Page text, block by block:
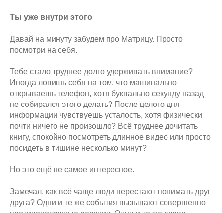
Ты уже внутри этого
Давай на минуту забудем про Матрицу. Просто
посмотри на себя.
Тебе стало труднее долго удерживать внимание?
Иногда ловишь себя на том, что машинально
открываешь телефон, хотя буквально секунду назад
не собирался этого делать? После целого дня
информации чувствуешь усталость, хотя физически
почти ничего не произошло? Всё труднее дочитать
книгу, спокойно посмотреть длинное видео или просто
посидеть в тишине несколько минут?
Но это ещё не самое интересное.
Замечал, как всё чаще люди перестают понимать друг
друга? Одни и те же события вызывают совершенно